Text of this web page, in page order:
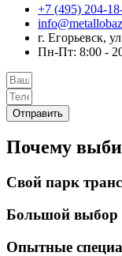
+7 (495) 204-
г. Егорьевск,
Пн-Пт: 8:00 -
Отправить
Почему
Свой парк
Большой выбор
Опытные